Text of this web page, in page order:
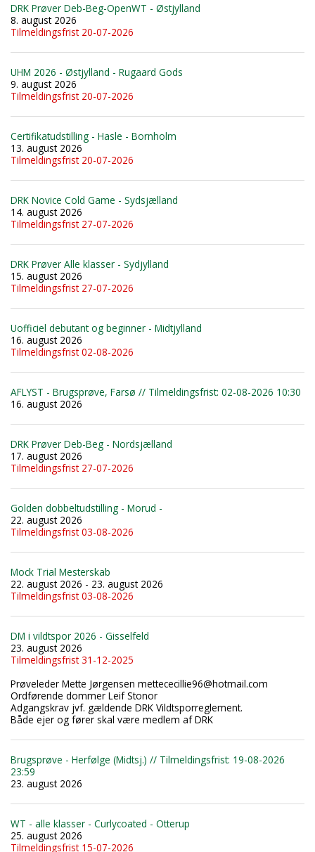
DRK Prøver Deb-Beg-OpenWT - Østjylland
8. august 2026
Tilmeldingsfrist 20-07-2026
UHM 2026 - Østjylland - Rugaard Gods
9. august 2026
Tilmeldingsfrist 20-07-2026
Certifikatudstilling - Hasle - Bornholm
13. august 2026
Tilmeldingsfrist 20-07-2026
DRK Novice Cold Game - Sydsjælland
14. august 2026
Tilmeldingsfrist 27-07-2026
DRK Prøver Alle klasser - Sydjylland
15. august 2026
Tilmeldingsfrist 27-07-2026
Uofficiel debutant og beginner - Midtjylland
16. august 2026
Tilmeldingsfrist 02-08-2026
AFLYST - Brugsprøve, Farsø // Tilmeldingsfrist: 02-08-2026 10:30
16. august 2026
DRK Prøver Deb-Beg - Nordsjælland
17. august 2026
Tilmeldingsfrist 27-07-2026
Golden dobbeltudstilling - Morud -
22. august 2026
Tilmeldingsfrist 03-08-2026
Mock Trial Mesterskab
22. august 2026 - 23. august 2026
Tilmeldingsfrist 03-08-2026
DM i vildtspor 2026 - Gisselfeld
23. august 2026
Tilmeldingsfrist 31-12-2025
Prøveleder Mette Jørgensen mettececillie96@hotmail.com
Ordførende dommer Leif Stonor
Adgangskrav jvf. gældende DRK Vildtsporreglement.
Både ejer og fører skal være medlem af DRK
Brugsprøve - Herfølge (Midtsj.) // Tilmeldingsfrist: 19-08-2026
23:59
23. august 2026
WT - alle klasser - Curlycoated - Otterup
25. august 2026
Tilmeldingsfrist 15-07-2026